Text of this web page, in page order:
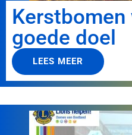
Kerstbomen
goede doel
LEES MEER